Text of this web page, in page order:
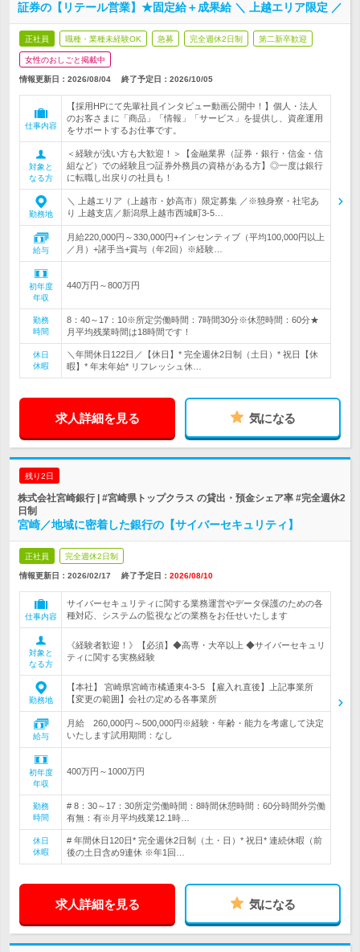
証券の【リテール営業】★固定給＋成果給 ＼ 上越エリア限定 ／
正社員 職種・業種未経験OK 急募 完全週休2日制 第二新卒歓迎
女性のおしごと掲載中
情報更新日：2026/08/04 終了予定日： 2026/10/05
仕事内容
【採用HPにて先輩社員インタビュー動画公開中！】個人・法人
のお客さまに「商品」「情報」「サービス」を提供し、資産運用
をサポートするお仕事です。
対象と
なる方
＜経験が浅い方も大歓迎！＞【金融業界（証券・銀行・信金・信
組など）での経験且つ証券外務員の資格がある方】◎一度は銀行
に転職し出戻りの社員も！
勤務地
＼ 上越エリア（上越市・妙高市）限定募集 ／※独身寮・社宅あ
り 上越支店／新潟県上越市西城町3-5…
給与
月給220,000円～330,000円+インセンティブ（平均100,000円以上
／月）+諸手当+賞与（年2回）※経験…
初年度
年収
440万円～800万円
勤務
時間
8：40～17：10※所定労働時間：7時間30分※休憩時間：60分★
月平均残業時間は18時間です！
休日
休暇
＼年間休日122日／【休日】* 完全週休2日制（土日）* 祝日【休
暇】* 年末年始* リフレッシュ休…
求人詳細を見る 気になる
残り2日
株式会社宮崎銀行 | #宮崎県トップクラス の貸出・預金シェア率 #完全週休2
日制
宮崎／地域に密着した銀行の【サイバーセキュリティ】
正社員 完全週休2日制
情報更新日：2026/02/17 終了予定日： 2026/08/10
仕事内容
サイバーセキュリティに関する業務運営やデータ保護のための各
種対応、システムの監視などの業務をお任せいたします
対象と
なる方
《経験者歓迎！》【必須】◆高専・大卒以上 ◆サイバーセキュリ
ティに関する実務経験
勤務地
【本社】 宮崎県宮崎市橘通東4-3-5 【雇入れ直後】上記事業所
【変更の範囲】会社の定める各事業所
給与
月給 260,000円～500,000円※経験・年齢・能力を考慮して決定
いたします試用期間：なし
初年度
年収
400万円～1000万円
勤務
時間
# 8：30～17：30所定労働時間：8時間休憩時間：60分時間外労働
有無：有※月平均残業12.1時…
休日
休暇
# 年間休日120日* 完全週休2日制（土・日）* 祝日* 連続休暇（前
後の土日含め9連休 ※年1回…
求人詳細を見る 気になる